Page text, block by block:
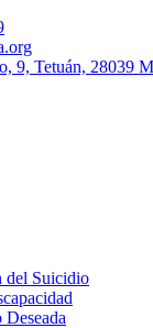
9, Tetuán, 28039
del Suicidio
Deseada